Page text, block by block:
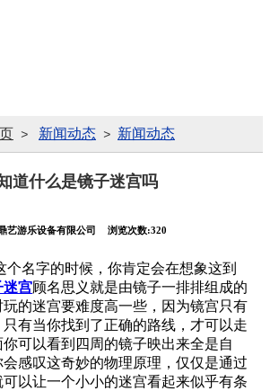
> 新闻动态 > 新闻动态
道什么是镜子迷宫吗
艺游乐设备有限公司 浏览次数:320
个名字的时候，你肯定会在想象这到
迷宫顾名思义就是由镜子一排排组成的
的迷宫要难度高一些，因为镜宫只有
有当你找到了正确的路线，才可以走
可以看到四周的镜子映出来全是自
感叹这奇妙的物理原理，仅仅是通过
以让一个小小的迷宫看起来似乎有条